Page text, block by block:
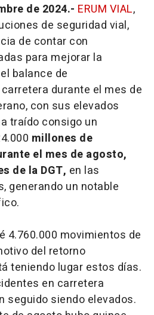
de 2024.- ERUM VIAL,
de seguridad vial,
de contar con
para mejorar la
balance de
durante el mes de
con sus elevados
traído consigo un
millones de
el mes de agosto,
de la DGT, en las
generando un notable
4.760.000 movimientos de
del retorno
teniendo lugar estos días.
en carretera
seguido siendo elevados.